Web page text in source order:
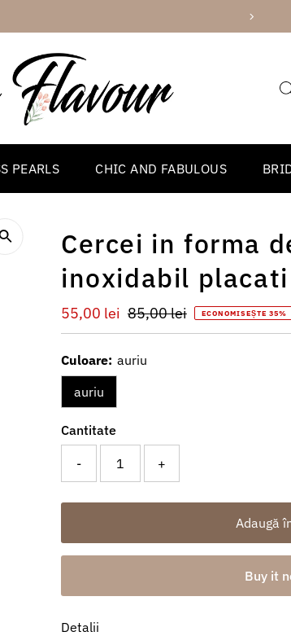
PEARLS CHIC AND FABULOUS
Cercei in forma
inoxidabil
Preț
redus
55,00 lei Preț
întreg
85,00 lei ECONOMISEȘTE 35%
Culoare: auriu
auriu
Cantitate
- +
Adaugă
Buy it
Detalii